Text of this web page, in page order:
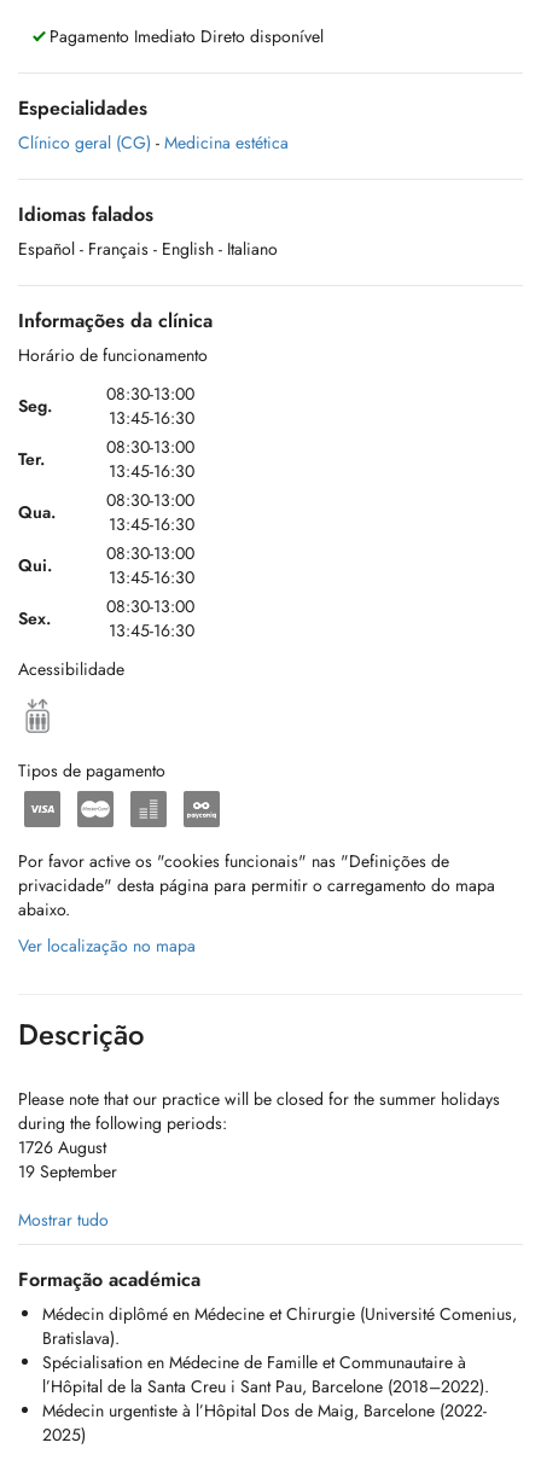
Pagamento Imediato Direto disponível
Especialidades
Clínico geral (CG) - Medicina estética
Idiomas falados
Español - Français - English - Italiano
Informações da clínica
Horário de funcionamento
Seg.
08:30-13:00
13:45-16:30
Ter.
08:30-13:00
13:45-16:30
Qua.
08:30-13:00
13:45-16:30
Qui.
08:30-13:00
13:45-16:30
Sex.
08:30-13:00
13:45-16:30
Acessibilidade
Tipos de pagamento
Por favor active os "cookies funcionais" nas "Definições de
privacidade" desta página para permitir o carregamento do mapa
abaixo.
Ver localização no mapa
Descrição
Please note that our practice will be closed for the summer holidays
during the following periods:
1726 August
19 September
Chers Patients,
Je suis médecin généraliste et je propose une prise en charge
médicale complète pour les adultes et les enfants. Mon activité est
centrée sur la médecine préventive, la prise en charge des maladies
aiguës et chroniques, ainsi que sur des soins personnalisés.
Les consultations sont disponibles en anglais, français, espagnol et
italien.
Mostrar tudo
Formação académica
Médecin diplômé en Médecine et Chirurgie (Université Comenius,
Bratislava).
Spécialisation en Médecine de Famille et Communautaire à
l’Hôpital de la Santa Creu i Sant Pau, Barcelone (2018–2022).
Médecin urgentiste à l’Hôpital Dos de Maig, Barcelone (2022-
2025)